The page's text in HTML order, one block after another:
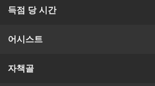
득점 당 시간
어시스트
자책골